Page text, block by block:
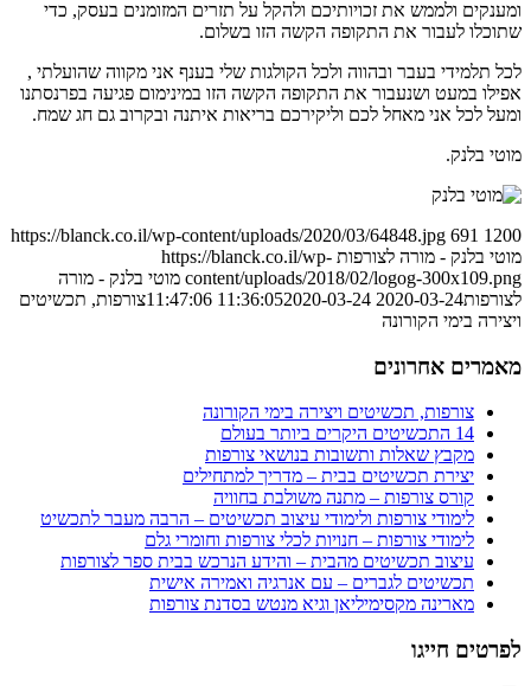
ומענקים ולממש את זכויותיכם ולהקל על תזרים המזומנים בעסק, כדי
שתוכלו לעבור את התקופה הקשה הזו בשלום.
לכל תלמידי בעבר ובהווה ולכל הקולגות שלי בענף אני מקווה שהועלתי ,
אפילו במעט ושנעבור את התקופה הקשה הזו במינימום פגיעה בפרנסתנו
ומעל לכל אני מאחל לכם וליקירכם בריאות איתנה ובקרוב גם חג שמח.
מוטי בלנק.
https://blanck.co.il/wp-content/uploads/2020/03/64848.jpg 691 1200
מוטי בלנק - מורה לצורפות https://blanck.co.il/wp-
content/uploads/2018/02/logog-300x109.png מוטי בלנק - מורה
לצורפות2020-03-24 11:36:05
2020-03-24 11:47:06
צורפות, תכשיטים
ויצירה בימי הקורונה
מאמרים אחרונים
צורפות, תכשיטים ויצירה בימי הקורונה
14 התכשיטים היקרים ביותר בעולם
מקבץ שאלות ותשובות בנושאי צורפות
יצירת תכשיטים בבית – מדריך למתחילים
קורס צורפות – מתנה משולבת בחוויה
לימודי צורפות ולימודי עיצוב תכשיטים – הרבה מעבר לתכשיט
לימודי צורפות – חנויות לכלי צורפות וחומרי גלם
עיצוב תכשיטים מהבית – והידע הנרכש בבית ספר לצורפות
תכשיטים לגברים – עם אנרגיה ואמירה אישית
מארינה מקסימיליאן וגיא מנטש בסדנת צורפות
לפרטים חייגו